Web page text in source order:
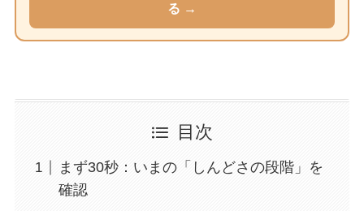
る →
目次
まず30秒：いまの「しんどさの段階」を
確認